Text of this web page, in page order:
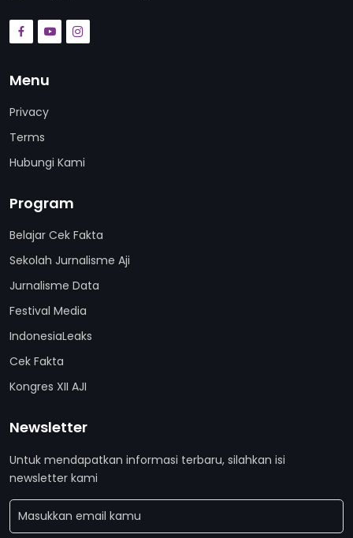
Menu
Privacy
Terms
Hubungi Kami
Program
Belajar Cek Fakta
Sekolah Jurnalisme Aji
Jurnalisme Data
Festival Media
IndonesiaLeaks
Cek Fakta
Kongres XII AJI
Newsletter
Untuk mendapatkan informasi terbaru, silahkan isi
newsletter kami